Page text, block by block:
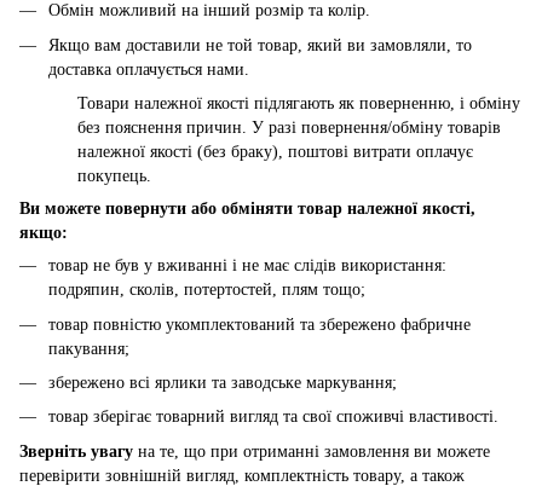
Обмін можливий на інший розмір та колір.
Якщо вам доставили не той товар, який ви замовляли, то
доставка оплачується нами.
Товари належної якості підлягають як поверненню, і обміну
без пояснення причин. У разі повернення/обміну товарів
належної якості (без браку), поштові витрати оплачує
покупець.
Ви можете повернути або обміняти товар належної якості,
якщо:
товар не був у вживанні і не має слідів використання:
подряпин, сколів, потертостей, плям тощо;
товар повністю укомплектований та збережено фабричне
пакування;
збережено всі ярлики та заводське маркування;
товар зберігає товарний вигляд та свої споживчі властивості.
Зверніть увагу на те, що при отриманні замовлення ви можете
перевірити зовнішній вигляд, комплектність товару, а також